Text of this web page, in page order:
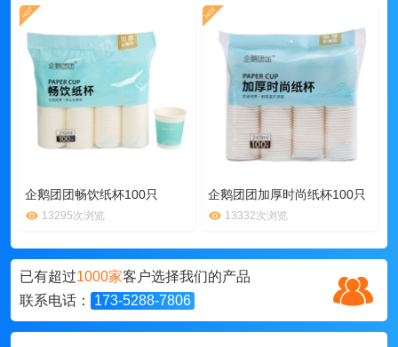
企鹅团团畅饮纸杯100只
13295次浏览
企鹅团团加厚时尚纸杯100只
13332次浏览
已有超过1000家客户选择我们的产品
联系电话：
173-5288-7806